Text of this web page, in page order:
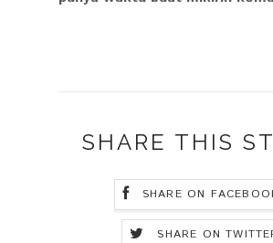
SHARE THIS
SHARE ON
SHARE ON